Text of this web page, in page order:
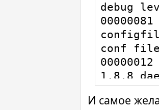
debug
00000081
conf
1.8.8
00039374
И самое